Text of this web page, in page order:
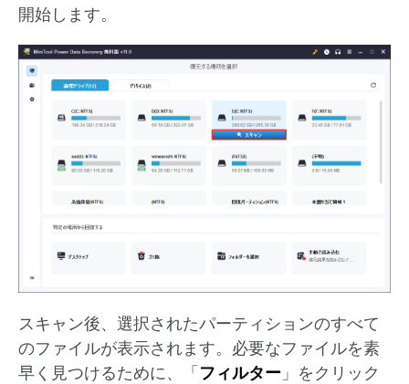
開始します。
スキャン後、選択されたパーティションのすべて
のファイルが表示されます。必要なファイルを素
早く見つけるために、「フィルター 」をクリック